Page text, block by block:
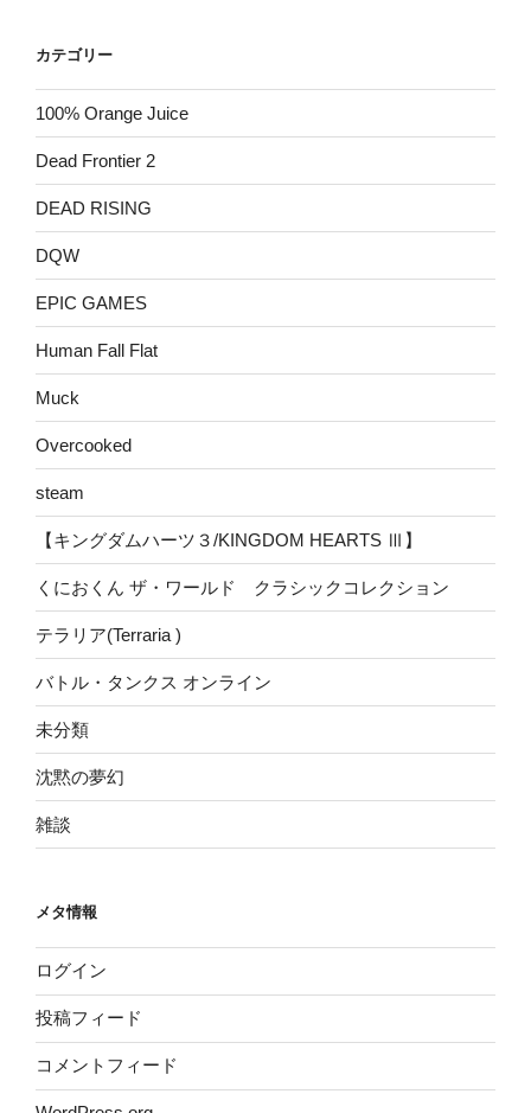
カテゴリー
100% Orange Juice
Dead Frontier 2
DEAD RISING
DQW
EPIC GAMES
Human Fall Flat
Muck
Overcooked
steam
【キングダムハーツ３/KINGDOM HEARTS Ⅲ】
くにおくん ザ・ワールド クラシックコレクション
テラリア(Terraria )
バトル・タンクス オンライン
未分類
沈黙の夢幻
雑談
メタ情報
ログイン
投稿フィード
コメントフィード